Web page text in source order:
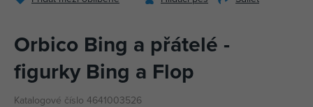
Orbico Bing a přátelé -
figurky Bing a Flop
Katalogové číslo 4641003526